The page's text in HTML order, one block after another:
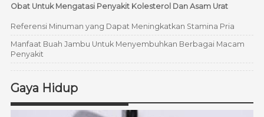
Obat Untuk Mengatasi Penyakit Kolesterol Dan Asam Urat
Referensi Minuman yang Dapat Meningkatkan Stamina Pria
Manfaat Buah Jambu Untuk Menyembuhkan Berbagai Macam
Penyakit
Gaya Hidup